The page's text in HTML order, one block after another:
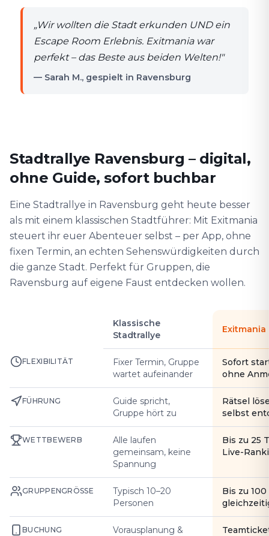
„Wir wollten die Stadt erkunden UND ein
Escape Room Erlebnis. Exitmania war
perfekt – das Beste aus beiden Welten!"
— Sarah M., gespielt in Ravensburg
Stadtrallye Ravensburg – digital,
ohne Guide, sofort buchbar
Eine Stadtrallye in Ravensburg geht heute besser
als mit einem klassischen Stadtführer: Mit Exitmania
steuert ihr euer Abenteuer selbst – per App, ohne
fixen Termin, an echten Sehenswürdigkeiten durch
die ganze Stadt. Perfekt für Gruppen, die
Ravensburg auf eigene Faust entdecken wollen.
Klassische
Stadtrallye
Exitmania
FLEXIBILITÄT
Fixer Termin, Gruppe
wartet aufeinander
Sofort
ohne
FÜHRUNG
Guide spricht,
Gruppe hört zu
Rätsel
selbst
WETTBEWERB
Alle laufen
gemeinsam, keine
Spannung
Bis zu 25
Live-
GRUPPENGRÖSSE
Typisch 10–20
Personen
Bis zu
BUCHUNG
Vorausplanung &